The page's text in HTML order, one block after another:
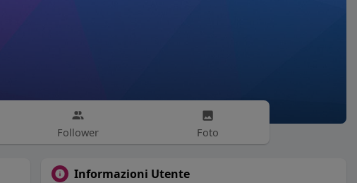
Follower Foto
Informazioni Utente